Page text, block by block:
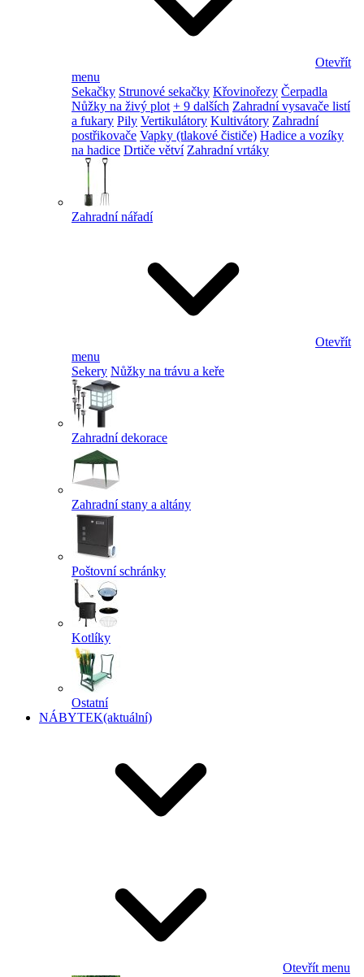
Otevřít
menu
Sekačky Strunové sekačky Křovinořezy Čerpadla
Nůžky na živý plot + 9 dalších Zahradní vysavače listí
a fukary Pily Vertikulátory Kultivátory Zahradní
postřikovače Vapky (tlakové čističe) Hadice a vozíky
na hadice Drtiče větví Zahradní vrtáky
Zahradní nářadí
Otevřít
menu
Sekery Nůžky na trávu a keře
Zahradní dekorace
Zahradní stany a altány
Poštovní schránky
Kotlíky
Ostatní
NÁBYTEK(aktuální)
Otevřít menu